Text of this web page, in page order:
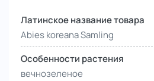
Латинское название товара
Abies koreana Samling
Особенности растения
вечнозеленое